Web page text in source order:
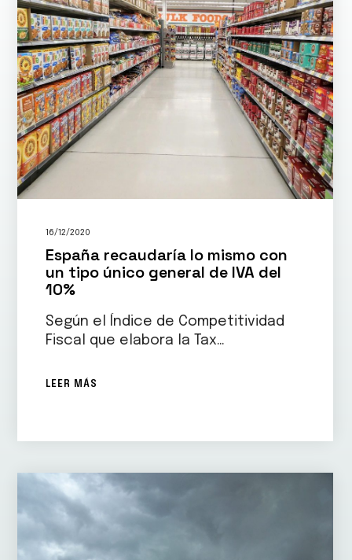
16/12/2020
España recaudaría lo mismo con
un tipo único general de IVA del
10%
Según el Índice de Competitividad
Fiscal que elabora la Tax…
LEER MÁS